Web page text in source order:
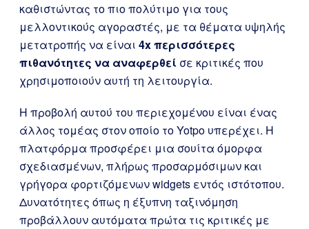
καθιστώντας το πιο πολύτιμο για τους
μελλοντικούς αγοραστές, με τα θέματα υψηλής
μετατροπής να είναι 4x περισσότερες
πιθανότητες να αναφερθεί σε κριτικές που
χρησιμοποιούν αυτή τη λειτουργία.
Η προβολή αυτού του περιεχομένου είναι ένας
άλλος τομέας στον οποίο το Yotpo υπερέχει. Η
πλατφόρμα προσφέρει μια σουίτα όμορφα
σχεδιασμένων, πλήρως προσαρμόσιμων και
γρήγορα φορτιζόμενων widgets εντός ιστότοπου.
Δυνατότητες όπως η έξυπνη ταξινόμηση
προβάλλουν αυτόματα πρώτα τις κριτικές με